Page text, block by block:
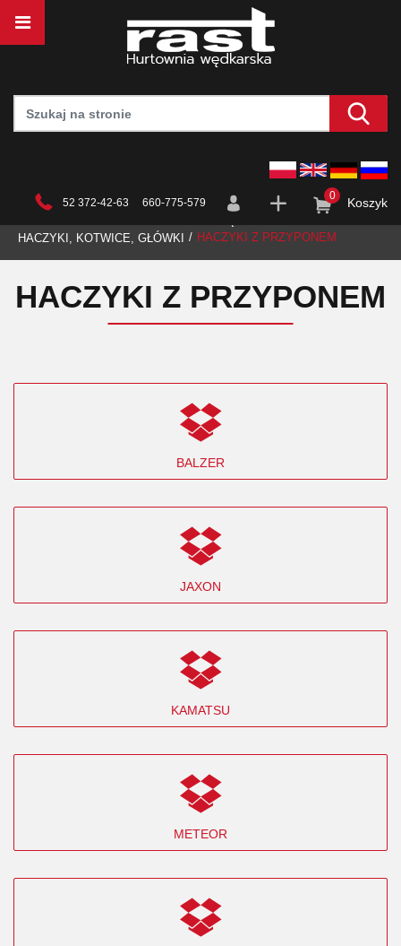
52 372-42-63 660-775-579
0 Koszyk
HACZYKI, KOTWICE, GŁÓWKI
HACZYKI Z PRZYPONEM
HACZYKI Z PRZYPONEM
BALZER
JAXON
KAMATSU
METEOR